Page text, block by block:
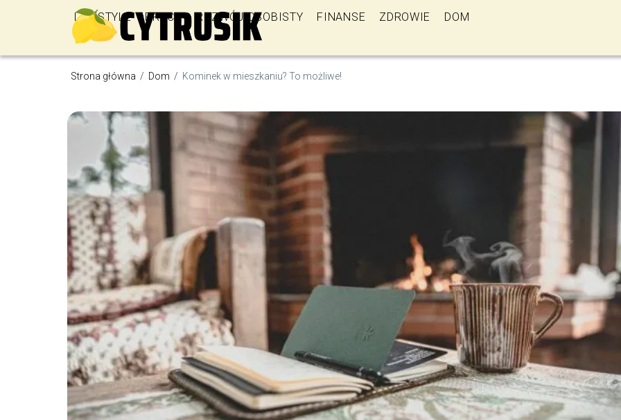
LIFESTYLE PRACA ROZWÓJ OSOBISTY FINANSE ZDROWIE DOM
Strona główna / Dom / Kominek w mieszkaniu? To możliwe!